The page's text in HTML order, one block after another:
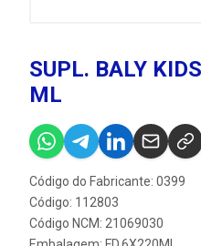
SUPL. BALY
ML
Código do Fabricante: 0399
Código: 112803
Código NCM: 21069030